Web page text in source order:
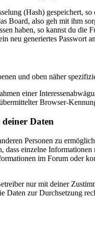
(Hash) gespeichert,
Board, also geh mit ihm
haben, so kannst du
neu generiertes Passwort
und oben näher
einer
Browser-
Daten
Personen zu
dass einzelne
im Forum oder
nur mit deiner
Daten zur Durchsetzung